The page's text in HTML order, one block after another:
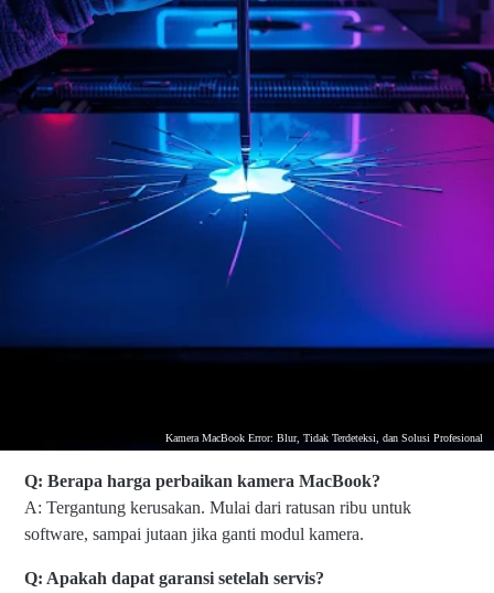
Kamera MacBook Error: Blur, Tidak Terdeteksi, dan Solusi Profesional
Q: Berapa harga perbaikan kamera MacBook?
A: Tergantung kerusakan. Mulai dari ratusan ribu untuk
software, sampai jutaan jika ganti modul kamera.
Q: Apakah dapat garansi setelah servis?